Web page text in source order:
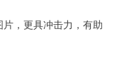
片，更具冲击力，有助